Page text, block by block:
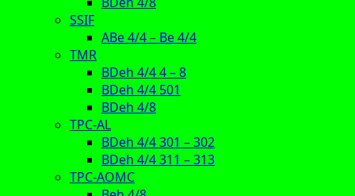
SSIF
ABe 4/4 – Be 4/4
TMR
BDeh 4/4 4 – 8
BDeh 4/4 501
BDeh 4/8
TPC-AL
BDeh 4/4 301 – 302
BDeh 4/4 311 – 313
TPC-AOMC